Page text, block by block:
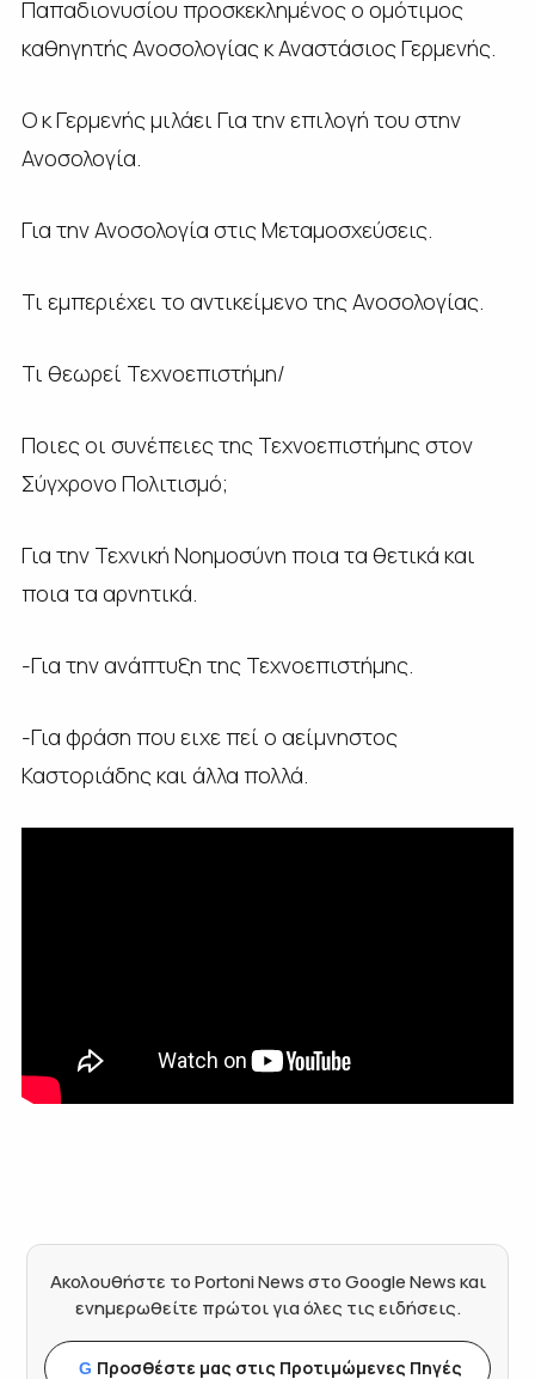
Παπαδιονυσίου προσκεκλημένος ο ομότιμος
καθηγητής Ανοσολογίας κ Αναστάσιος Γερμενής.
Ο κ Γερμενής μιλάει Για την επιλογή του στην
Ανοσολογία.
Για την Ανοσολογία στις Μεταμοσχεύσεις.
Τι εμπεριέχει το αντικείμενο της Ανοσολογίας.
Τι θεωρεί Τεχνοεπιστήμη/
Ποιες οι συνέπειες της Τεχνοεπιστήμης στον
Σύγχρονο Πολιτισμό;
Για την Τεχνική Νοημοσύνη ποια τα θετικά και
ποια τα αρνητικά.
-Για την ανάπτυξη της Τεχνοεπιστήμης.
-Για φράση που ειχε πεί ο αείμνηστος
Καστοριάδης και άλλα πολλά.
Ακολουθήστε το Portoni News στο Google News και
ενημερωθείτε πρώτοι για όλες τις ειδήσεις.
G Προσθέστε μας στις Προτιμώμενες Πηγές